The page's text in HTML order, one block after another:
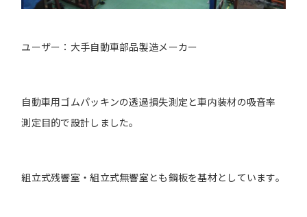
ユーザー：大手自動車部品製造メーカー
自動車用ゴムパッキンの透過損失測定と車内装材の吸音率
測定目的で設計しました。
組立式残響室・組立式無響室とも鋼板を基材としています。